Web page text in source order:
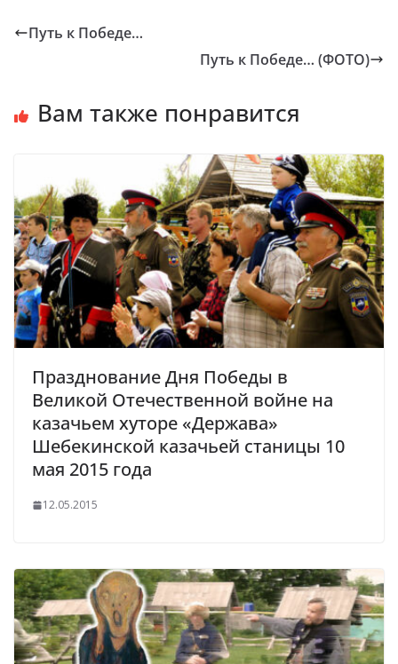
Путь к Победе…
Путь к Победе… (ФОТО)
Вам также понравится
Празднование Дня Победы в
Великой Отечественной войне на
казачьем хуторе «Держава»
Шебекинской казачьей станицы 10
мая 2015 года
12.05.2015